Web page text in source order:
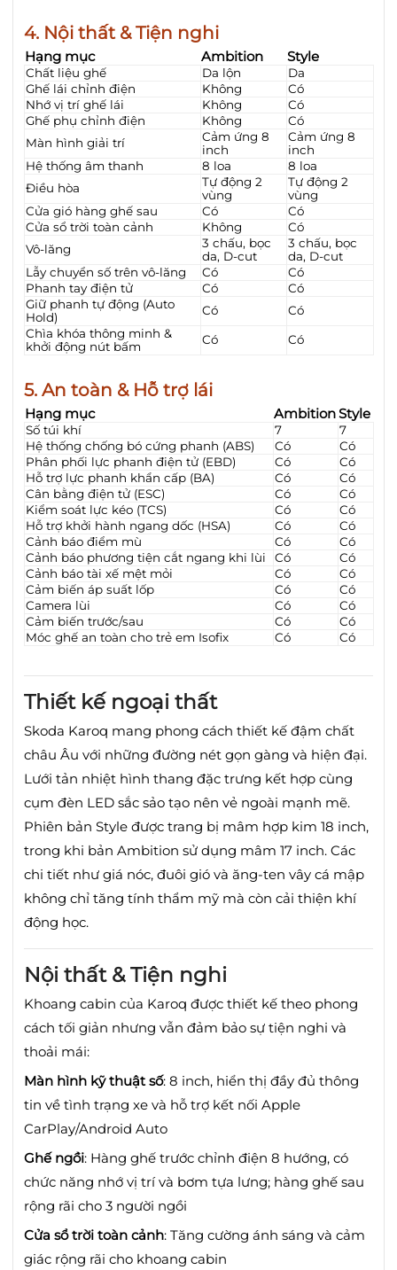
4. Nội thất & Tiện nghi
Hạng mục Ambition Style
Chất liệu ghế Da lộn
Da
Ghế lái chỉnh điện
Không
Có
Nhớ vị trí ghế lái
Không
Có
Ghế phụ chỉnh điện
Không
Có
Màn hình giải trí
Cảm ứng 8
inch
Cảm ứng 8
inch
Hệ thống âm thanh
8 loa
8 loa
Điều hòa
Tự động 2
vùng
Tự động 2
vùng
Cửa gió hàng ghế sau
Có
Có
Cửa sổ trời toàn cảnh
Không
Có
Vô-lăng
3 chấu, bọc
da, D-cut
3 chấu, bọc
da, D-cut
Lẫy chuyển số trên vô-lăng
Có
Có
Phanh tay điện tử
Có
Có
Giữ phanh tự động (Auto
Hold)
Có
Có
Chìa khóa thông minh &
khởi động nút bấm
Có Có
5. An toàn & Hỗ trợ lái
Hạng mục AmbitionStyle
Số túi khí 7
7
Hệ thống chống bó cứng phanh (ABS)
Có
Có
Phân phối lực phanh điện tử (EBD)
Có
Có
Hỗ trợ lực phanh khẩn cấp (BA)
Có
Có
Cân bằng điện tử (ESC)
Có
Có
Kiểm soát lực kéo (TCS)
Có
Có
Hỗ trợ khởi hành ngang dốc (HSA)
Có
Có
Cảnh báo điểm mù
Có
Có
Cảnh báo phương tiện cắt ngang khi lùi
Có
Có
Cảnh báo tài xế mệt mỏi
Có
Có
Cảm biến áp suất lốp
Có
Có
Camera lùi
Có
Có
Cảm biến trước/sau
Có
Có
Móc ghế an toàn cho trẻ em Isofix
Có Có
Thiết kế ngoại thất
Skoda Karoq mang phong cách thiết kế đậm chất
châu Âu với những đường nét gọn gàng và hiện đại.
Lưới tản nhiệt hình thang đặc trưng kết hợp cùng
cụm đèn LED sắc sảo tạo nên vẻ ngoài mạnh mẽ.
Phiên bản Style được trang bị mâm hợp kim 18 inch,
trong khi bản Ambition sử dụng mâm 17 inch. Các
chi tiết như giá nóc, đuôi gió và ăng-ten vây cá mập
không chỉ tăng tính thẩm mỹ mà còn cải thiện khí
động học.
Nội thất & Tiện nghi
Khoang cabin của Karoq được thiết kế theo phong
cách tối giản nhưng vẫn đảm bảo sự tiện nghi và
thoải mái:
Màn hình kỹ thuật số: 8 inch, hiển thị đầy đủ thông
tin về tình trạng xe và hỗ trợ kết nối Apple
CarPlay/Android Auto
Ghế ngồi: Hàng ghế trước chỉnh điện 8 hướng, có
chức năng nhớ vị trí và bơm tựa lưng; hàng ghế sau
rộng rãi cho 3 người ngồi
Cửa sổ trời toàn cảnh: Tăng cường ánh sáng và cảm
giác rộng rãi cho khoang cabin